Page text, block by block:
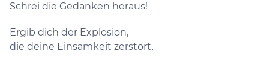
Schrei die Gedanken heraus!
Ergib dich der Explosion,
die deine Einsamkeit zerstört.